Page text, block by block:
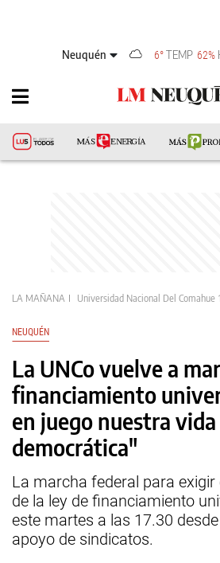
Neuquén 6°TEMP 62%
LA MAÑANA Universidad Nacional Del Comahue
NEUQUÉN
La UNCo vuelve a
financiamiento
en juego nuestra vida
democrática"
La marcha federal para
de la ley de financiamiento
este martes a las 17.30
apoyo de sindicatos.